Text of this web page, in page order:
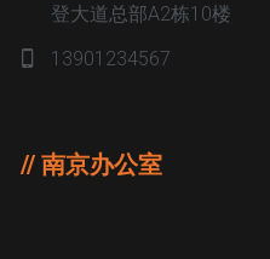
登大道总部A2栋10楼
13901234567
// 南京办公室